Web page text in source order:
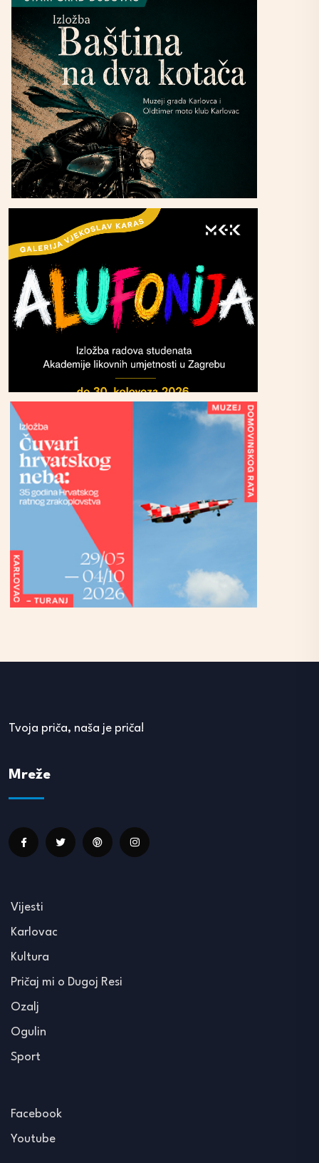
Tvoja priča, naša je priča!
Mreže
Vijesti
Karlovac
Kultura
Pričaj mi o Dugoj Resi
Ozalj
Ogulin
Sport
Facebook
Youtube